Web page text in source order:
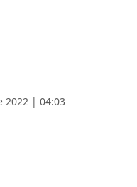
2022 | 04:03